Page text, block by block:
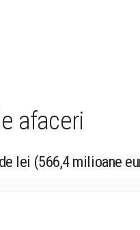
afaceri
lei (566,4 milioane